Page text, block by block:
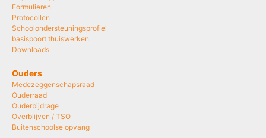
Formulieren
Protocollen
Schoolondersteuningsprofiel
basispoort thuiswerken
Downloads
Ouders
Medezeggenschapsraad
Ouderraad
Ouderbijdrage
Overblijven / TSO
Buitenschoolse opvang